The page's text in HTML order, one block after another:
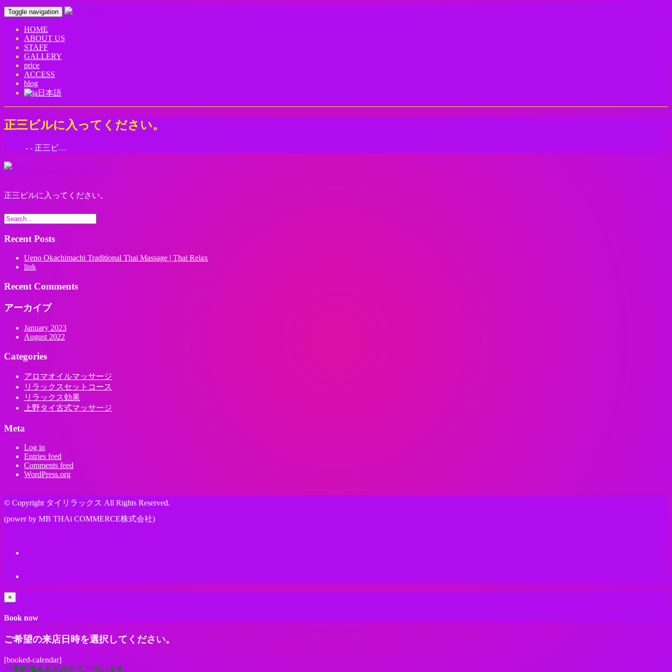
Toggle navigation
HOME
ABOUT US
STAFF
GALLERY
price
ACCESS
blog
日本語
正三ビルに入ってください。
- - 正三ビ…
正三ビルに入ってください。
Recent Posts
Ueno Okachimachi Traditional Thai Massage | Thai Relax
link
Recent Comments
アーカイブ
January 2023
August 2022
Categories
アロマオイルマッサージ
リラックスセットコース
リラックス効果
上野タイ古式マッサージ
Meta
Log in
Entries feed
Comments feed
WordPress.org
© Copyright タイリラックス All Rights Reserved.
(power by MB THAi COMMERCE株式会社)
×
Book now
ご希望の来店日時を選択してください。
[booked-calendar]
ご予約頂きありがとうございます。